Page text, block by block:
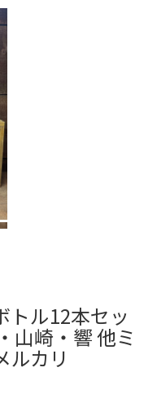
トル12本セッ
山崎・響 他ミ
ルカリ